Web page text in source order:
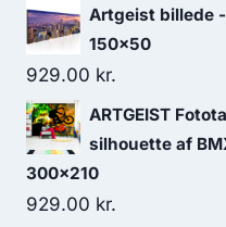
Artgeist billede
150x50
929.00 kr.
ARTGEIST
silhouette af
300x210
929.00 kr.